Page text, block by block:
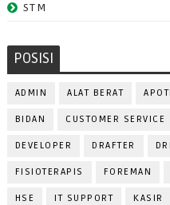
STM
POSISI
ADMIN ALAT BERAT
BIDAN CUSTOMER SERVICE
DEVELOPER DRAFTER
FISIOTERAPIS FOREMAN
HSE IT SUPPORT KASIR